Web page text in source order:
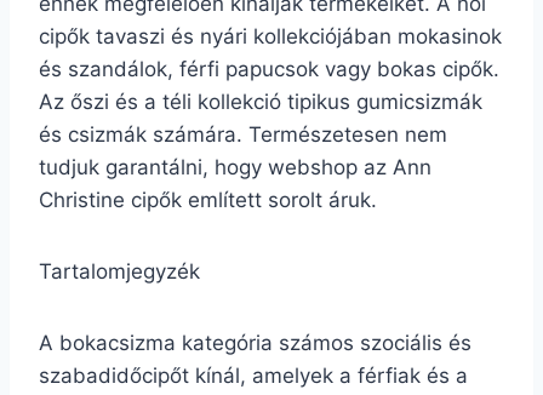
cipők tavaszi és nyári kollekciójában mokasinok
és szandálok, férfi papucsok vagy bokas cipők.
Az őszi és a téli kollekció tipikus gumicsizmák
és csizmák számára. Természetesen nem
tudjuk garantálni, hogy webshop az Ann
Christine cipők említett sorolt áruk.
Tartalomjegyzék
A bokacsizma kategória számos szociális és
szabadidőcipőt kínál, amelyek a férfiak és a